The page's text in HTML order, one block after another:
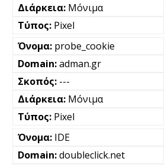
Μόνιμα
Pixel
probe_cookie
adman.gr
---
Μόνιμα
Pixel
IDE
doubleclick.net